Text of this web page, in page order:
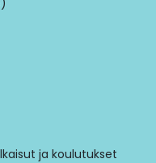
ja koulutukset